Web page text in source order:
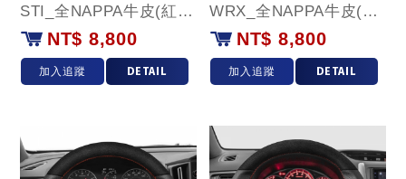
STI_全NAPPA牛皮(紅環)款
NT$ 8,800
加入追蹤 DETAIL
WRX_全NAPPA牛皮(紅環)款
NT$ 8,800
加入追蹤 DETAIL